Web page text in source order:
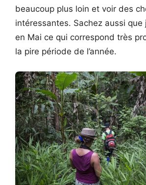
beaucoup plus loin et voir des
intéressantes. Sachez aussi que
en Mai ce qui correspond très
la pire période de l’année.